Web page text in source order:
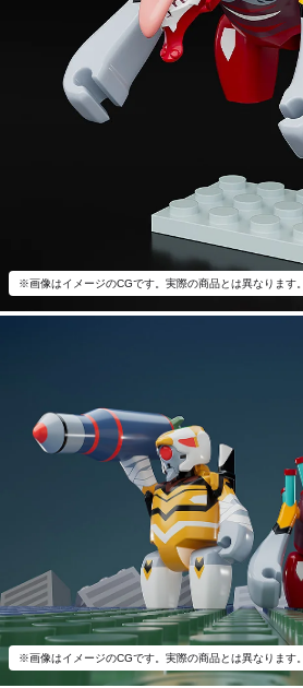
※画像はイメージのCGです。実際の商品とは異なります。